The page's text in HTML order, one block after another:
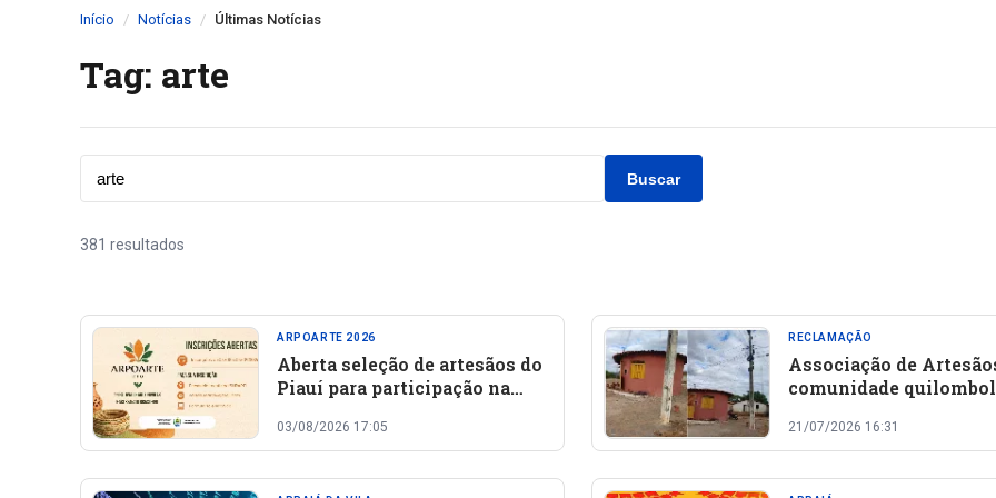
Início Notícias Últimas Notícias
Tag: arte
Buscar
381 resultados
ARPOARTE 2026
Aberta seleção de artesãos do
Piauí para participação na
03/08/2026 17:05
RECLAMAÇÃO
Associação de
comunidade
substituição de poste
ligação de energia em
João da Varjota
21/07/2026 16:31